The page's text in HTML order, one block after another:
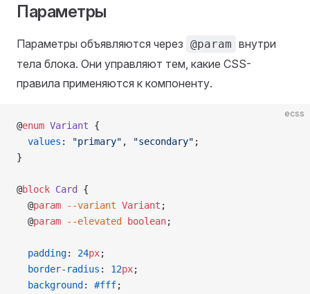
Параметры
Параметры объявляются через @param внутри
тела блока. Они управляют тем, какие CSS-
правила применяются к компоненту.
ecss
@enum Variant {
  values
: "primary" , "secondary" ;
}
@block Card
{
  @
param --variant Variant ;
  @
param --elevated boolean;
  padding
: 24px;
  border-radius
: 12px;
  background
: #fff;